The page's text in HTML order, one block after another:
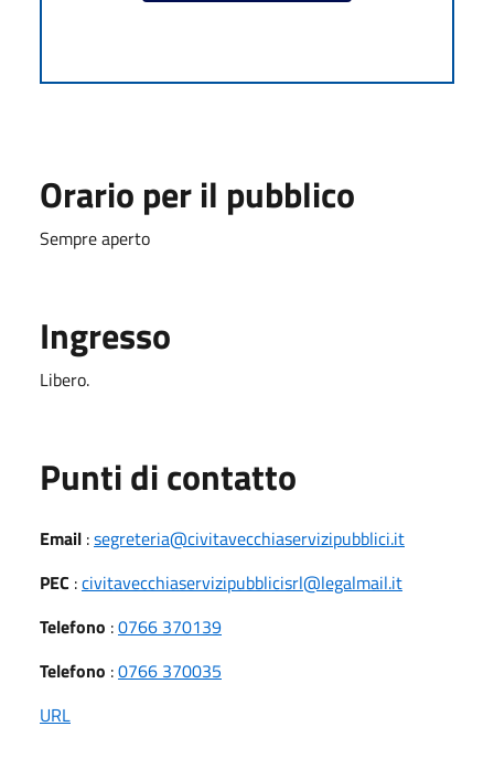
Orario per il pubblico
Sempre aperto
Ingresso
Libero.
Punti di contatto
Email :segreteria@civitavecchiaservizipubblici.it
PEC :civitavecchiaservizipubblicisrl@legalmail.it
Telefono :0766 370139
Telefono :0766 370035
URL